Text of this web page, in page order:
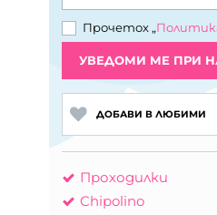
Прочетох „
УВЕДОМИ МЕ ПРИ
ДОБАВИ В ЛЮБИМИ
Проходилки
Chipolino